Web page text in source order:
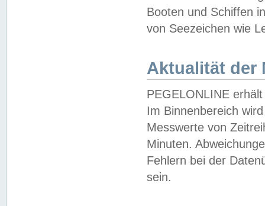
Booten und Schiffen
von Seezeichen wie
Aktualität der
PEGELONLINE
Im Binnenbereich
Messwerte von
Minuten.
Fehlern bei der
sein.